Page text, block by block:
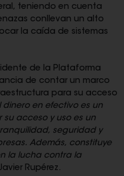
teniendo en cuenta
conllevan un alto
la caída de sistemas
de la Plataforma
de contar un marco
para su acceso
dinero en efectivo es un
acceso y uso es un
seguridad y
Además, constituye
la lucha contra la
Rupérez.